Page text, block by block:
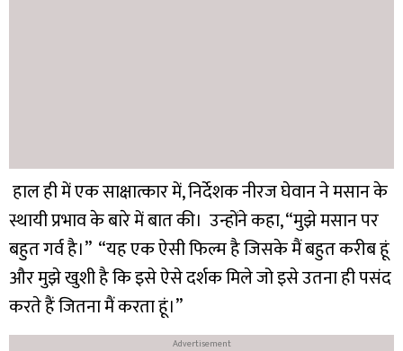
हाल ही में एक साक्षात्कार में, निर्देशक नीरज घेवान ने मसान के
स्थायी प्रभाव के बारे में बात की। उन्होंने कहा, “मुझे मसान पर
बहुत गर्व है।” “यह एक ऐसी फिल्म है जिसके मैं बहुत करीब हूं
और मुझे खुशी है कि इसे ऐसे दर्शक मिले जो इसे उतना ही पसंद
करते हैं जितना मैं करता हूं।”